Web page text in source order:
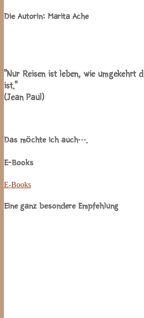
Die Autorin: Marita Ache
“Nur Reisen ist leben, wie umgekehrt
ist.”
(Jean Paul)
Das möchte ich auch….
E-Books
E-Books
Eine ganz besondere Empfehlung